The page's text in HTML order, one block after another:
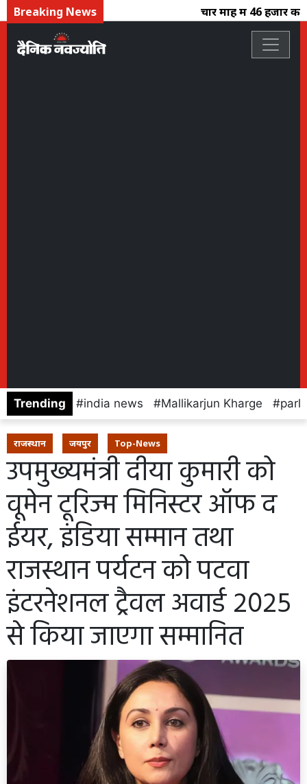
Breaking News चार माह में 46 हजार
Trending india news Mallikarjun Kharge
राजस्थान जयपुर Top-News
उपमुख्यमंत्री दीया कुमारी को
वूमेन टूरिज्म मिनिस्टर ऑफ द
ईयर, इंडिया सम्मान तथा
राजस्थान पर्यटन को पटवा
इंटरनेशनल ट्रैवल अवार्ड 2025
से किया जाएगा सम्मानित